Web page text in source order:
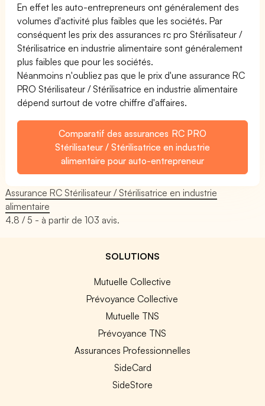
En effet les auto-entrepreneurs ont généralement des
volumes d'activité plus faibles que les sociétés. Par
conséquent les prix des assurances rc pro Stérilisateur /
Stérilisatrice en industrie alimentaire sont généralement
plus faibles que pour les sociétés.
Néanmoins n'oubliez pas que le prix d'une assurance RC
PRO Stérilisateur / Stérilisatrice en industrie alimentaire
dépend surtout de votre chiffre d'affaires.
Comparatif des assurances RC PRO
Stérilisateur / Stérilisatrice en industrie
alimentaire pour auto-entrepreneur
Assurance RC Stérilisateur / Stérilisatrice en industrie
alimentaire
4.8 / 5 - à partir de103 avis.
SOLUTIONS
Mutuelle Collective
Prévoyance Collective
Mutuelle TNS
Prévoyance TNS
Assurances Professionnelles
SideCard
SideStore